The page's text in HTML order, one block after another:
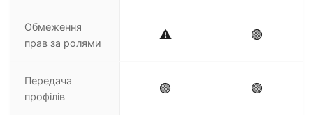
Обмеження
прав за ролями
⚠️ 🟢
Передача
профілів
🟢 🟢